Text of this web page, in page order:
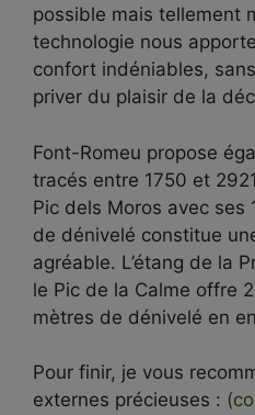
possible mais tellement
technologie nous
confort indéniables,
priver du plaisir de la
Font-Romeu propose
tracés entre 1750 et
Pic dels Moros avec ses
de dénivelé constitue
agréable. L’étang de la
le Pic de la Calme offre
mètres de dénivelé en
Pour finir, je vous
externes précieuses :